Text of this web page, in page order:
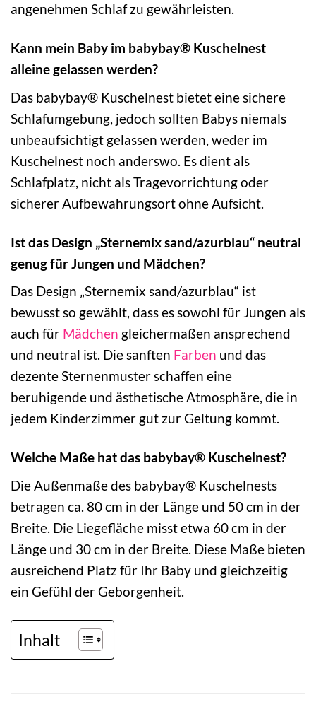
angenehmen Schlaf zu gewährleisten.
Kann mein Baby im babybay® Kuschelnest
alleine gelassen werden?
Das babybay® Kuschelnest bietet eine sichere
Schlafumgebung, jedoch sollten Babys niemals
unbeaufsichtigt gelassen werden, weder im
Kuschelnest noch anderswo. Es dient als
Schlafplatz, nicht als Tragevorrichtung oder
sicherer Aufbewahrungsort ohne Aufsicht.
Ist das Design „Sternemix sand/azurblau“ neutral
genug für Jungen und Mädchen?
Das Design „Sternemix sand/azurblau“ ist
bewusst so gewählt, dass es sowohl für Jungen als
auch für Mädchen gleichermaßen ansprechend
und neutral ist. Die sanften Farben und das
dezente Sternenmuster schaffen eine
beruhigende und ästhetische Atmosphäre, die in
jedem Kinderzimmer gut zur Geltung kommt.
Welche Maße hat das babybay® Kuschelnest?
Die Außenmaße des babybay® Kuschelnests
betragen ca. 80 cm in der Länge und 50 cm in der
Breite. Die Liegefläche misst etwa 60 cm in der
Länge und 30 cm in der Breite. Diese Maße bieten
ausreichend Platz für Ihr Baby und gleichzeitig
ein Gefühl der Geborgenheit.
Inhalt